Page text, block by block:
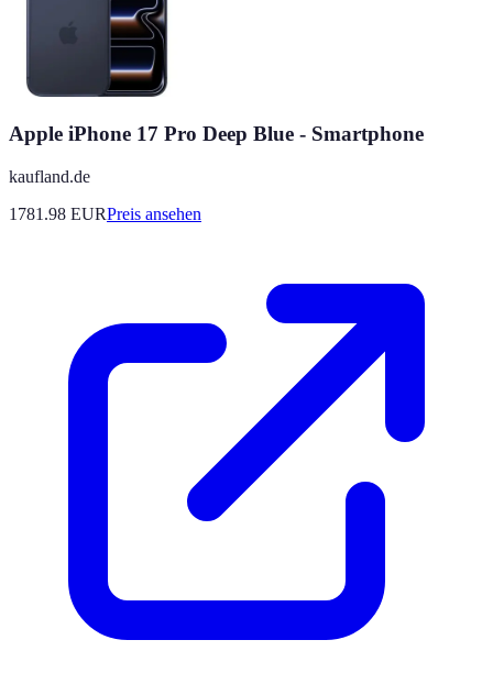
Apple iPhone 17 Pro Deep Blue - Smartphone
kaufland.de
1781.98 EURPreis ansehen